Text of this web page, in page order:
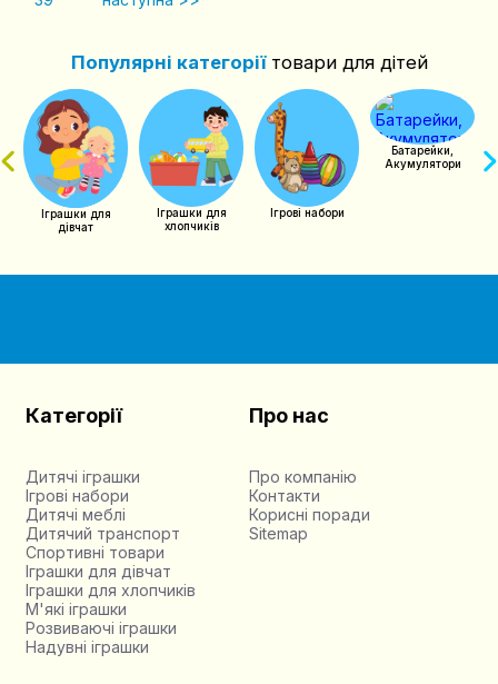
Популярні категоріїтовари для дітей
Іграшки для
дівчат
Іграшки для
хлопчиків
Ігрові набори
Батарейки,
Акумулятори
Категорії
Дитячі іграшки
Ігрові набори
Дитячі меблі
Дитячий транспорт
Спортивні товари
Іграшки для дівчат
Іграшки для хлопчиків
М'які іграшки
Розвиваючі іграшки
Надувні іграшки
Про нас
Про компанію
Контакти
Корисні поради
Sitemap